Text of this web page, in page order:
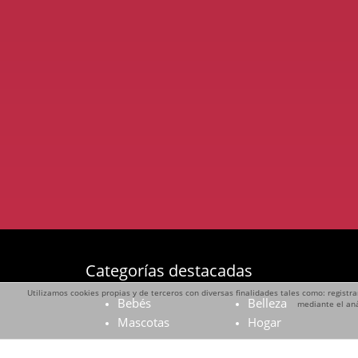
Categorías destacadas
Bebés
Belleza
Mascotas
Hogar
Utilizamos cookies propias y de terceros con diversas finalidades tales como:
mediante el